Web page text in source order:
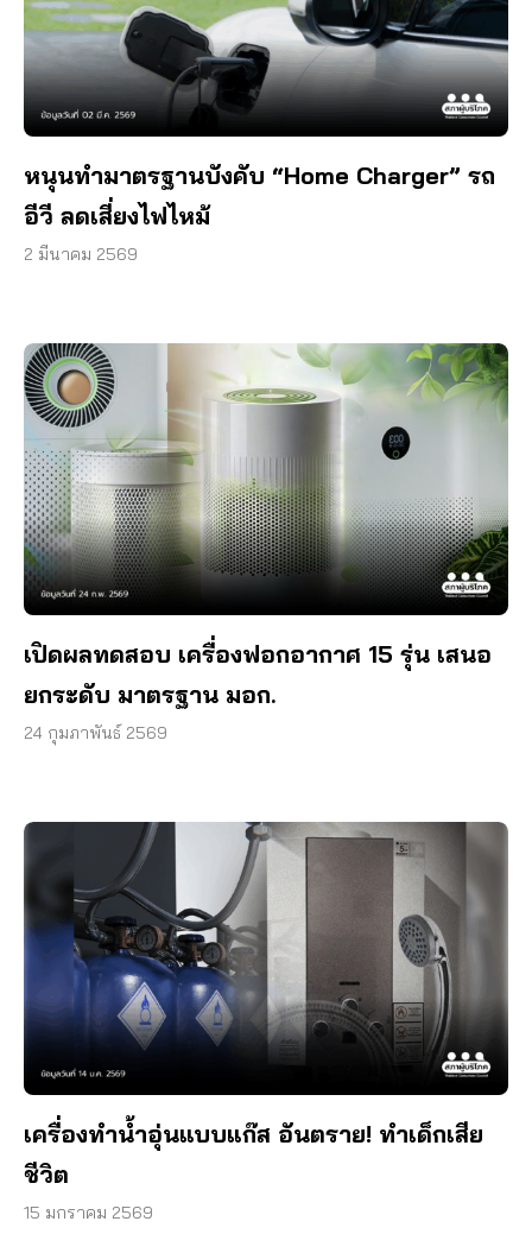
หนุนทำมาตรฐานบังคับ “Home Charger” รถ
อีวี ลดเสี่ยงไฟไหม้
2 มีนาคม 2569
เปิดผลทดสอบ เครื่องฟอกอากาศ 15 รุ่น เสนอ
ยกระดับ มาตรฐาน มอก.
24 กุมภาพันธ์ 2569
เครื่องทำน้ำอุ่นแบบแก๊ส อันตราย! ทำเด็กเสีย
ชีวิต
15 มกราคม 2569